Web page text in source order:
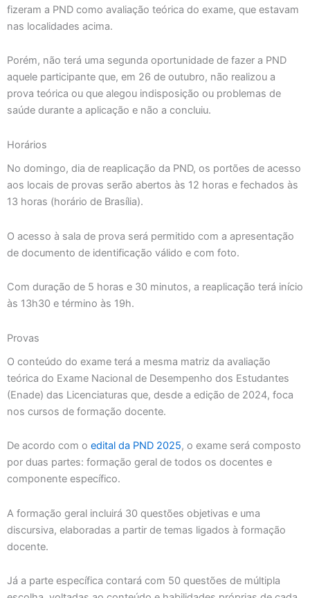
fizeram a PND como avaliação teórica do exame, que estavam
nas localidades acima.
Porém, não terá uma segunda oportunidade de fazer a PND
aquele participante que, em 26 de outubro, não realizou a
prova teórica ou que alegou indisposição ou problemas de
saúde durante a aplicação e não a concluiu.
Horários
No domingo, dia de reaplicação da PND, os portões de acesso
aos locais de provas serão abertos às 12 horas e fechados às
13 horas (horário de Brasília).
O acesso à sala de prova será permitido com a apresentação
de documento de identificação válido e com foto.
Com duração de 5 horas e 30 minutos, a reaplicação terá início
às 13h30 e término às 19h.
Provas
O conteúdo do exame terá a mesma matriz da avaliação
teórica do Exame Nacional de Desempenho dos Estudantes
(Enade) das Licenciaturas que, desde a edição de 2024, foca
nos cursos de formação docente.
De acordo com o edital da PND 2025, o exame será composto
por duas partes: formação geral de todos os docentes e
componente específico.
A formação geral incluirá 30 questões objetivas e uma
discursiva, elaboradas a partir de temas ligados à formação
docente.
Já a parte específica contará com 50 questões de múltipla